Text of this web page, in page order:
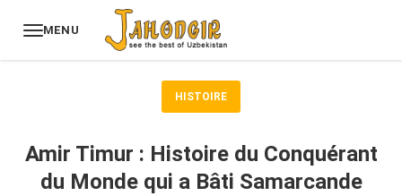
MENU
HISTOIRE
Amir Timur : Histoire du Conquérant
du Monde qui a Bâti Samarcande